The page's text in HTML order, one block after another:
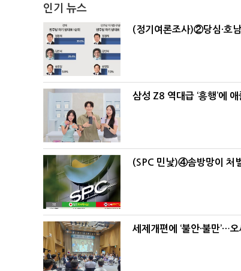
인기 뉴스
(정기여론조사)②당심·호
삼성 Z8 역대급 ‘흥행’에
(SPC 민낯)④솜방망이 처
세제개편에 ‘불안·불만’…